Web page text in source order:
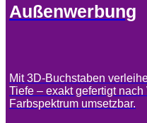
Außenwerbung
Mit 3D-Buchstaben
Tiefe – exakt gefertigt
Farbspektrum umsetzbar.